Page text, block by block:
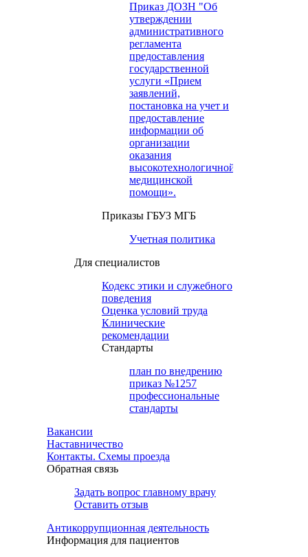
Приказ ДОЗН "Об
утверждении
административного
регламента
предоставления
государственной
услуги «Прием
заявлений,
постановка на учет и
предоставление
информации об
организации
оказания
высокотехнологичной
медицинской
помощи».
Приказы ГБУЗ МГБ
Учетная политика
Для специалистов
Кодекс этики и служебного
поведения
Оценка условий труда
Клинические
рекомендации
Cтандарты
план по внедрению
приказ №1257
профессиональные
стандарты
Вакансии
Наставничество
Контакты. Схемы проезда
Обратная связь
Задать вопрос главному врачу
Оставить отзыв
Антикоррупционная деятельность
Информация для пациентов